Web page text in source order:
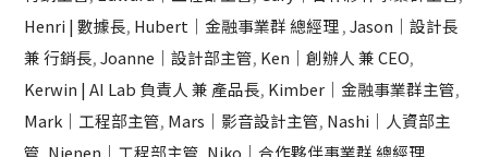
Henri | 數據長, Hubert｜金融事業群 總經理,Jason｜設計長
兼 行銷長,Joanne｜設計部主管, Ken｜創辦人 兼 CEO,
Kerwin | AI Lab 負責人 兼 產品長, Kimber｜金融事業群主管,
Mark｜工程部主管, Mars｜影音設計主管, Nashi｜人資部主
管 Nienen｜工程部主管 Niko｜合作夥伴事業群 總經理